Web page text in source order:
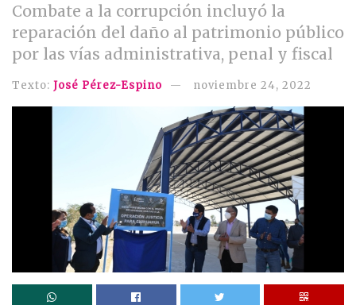
Combate a la corrupción incluyó la
reparación del daño al patrimonio público
por las vías administrativa, penal y fiscal
Texto: José Pérez-Espino noviembre 24, 2022